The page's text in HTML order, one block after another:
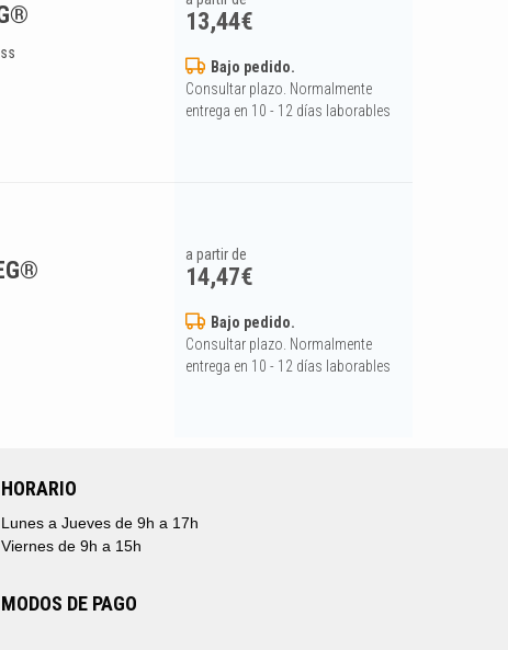
13,44€
Bajo pedido.
Consultar plazo. Normalmente
entrega en 10 - 12 días laborables
a partir de
14,47€
Bajo pedido.
Consultar plazo. Normalmente
entrega en 10 - 12 días laborables
HORARIO
Lunes a Jueves de 9h a 17h
Viernes de 9h a 15h
MODOS DE PAGO